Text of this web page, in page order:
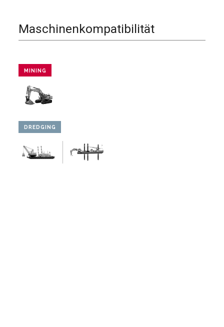
Maschinenkompatibilität
MINING
DREDGING